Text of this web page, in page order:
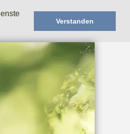
Verstanden